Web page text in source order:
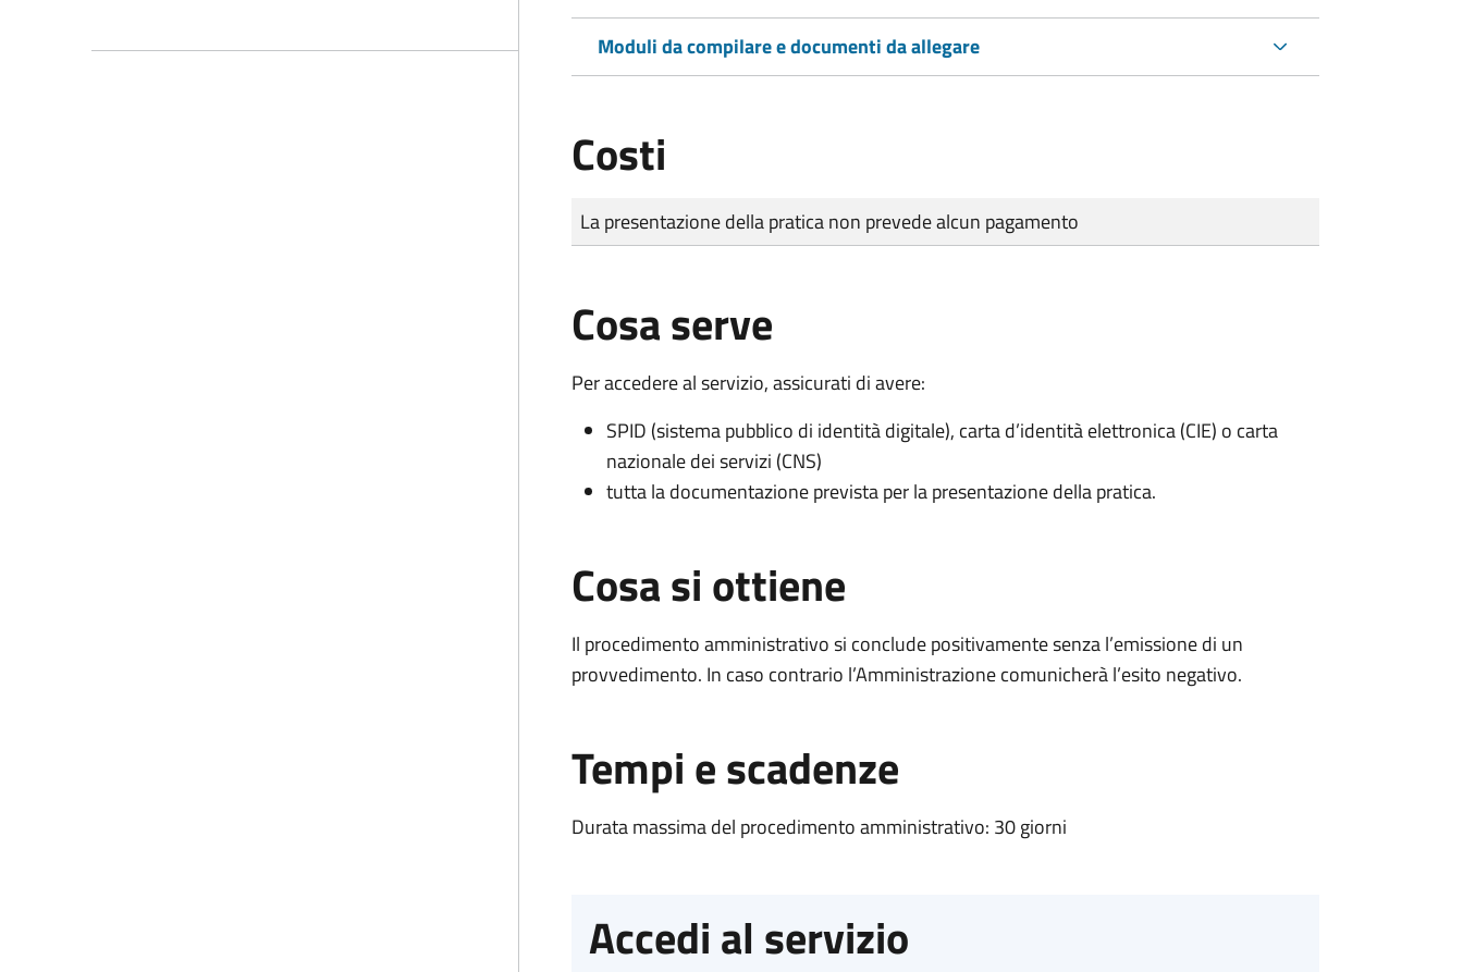
Moduli da compilare e documenti da allegare
Costi
Tipo di pagamento
Importo
La presentazione della pratica non prevede alcun pagamento
Cosa serve
Per accedere al servizio, assicurati di avere:
SPID (sistema pubblico di identità digitale), carta d’identità elettronica (CIE) o carta
nazionale dei servizi (CNS)
tutta la documentazione prevista per la presentazione della pratica.
Cosa si ottiene
Il procedimento amministrativo si conclude positivamente senza l’emissione di un
provvedimento. In caso contrario l’Amministrazione comunicherà l’esito negativo.
Tempi e scadenze
Durata massima del procedimento amministrativo: 30 giorni
Accedi al servizio